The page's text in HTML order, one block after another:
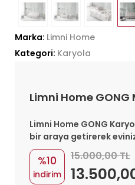
Marka: Limni Home
Kategori: Karyola
Limni Home GONG
Limni Home GONG
bir araya getirerek
%10
indirim
15.000,00 TL